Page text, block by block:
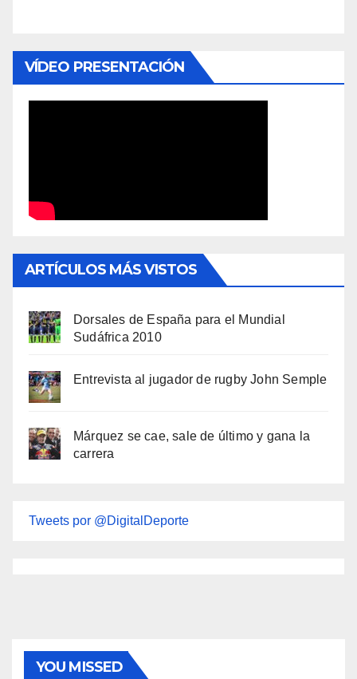
VÍDEO PRESENTACIÓN
ARTÍCULOS MÁS VISTOS
Dorsales de España para el Mundial
Sudáfrica 2010
Entrevista al jugador de rugby John Semple
Márquez se cae, sale de último y gana la
carrera
Tweets por @DigitalDeporte
YOU MISSED